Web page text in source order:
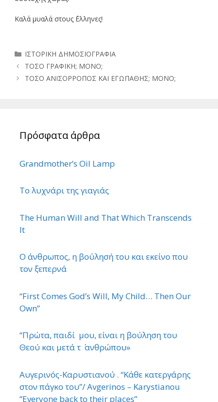
Καλά μυαλά στους ΄Ελληνες!
Κατηγορίες
ΙΣΤΟΡΙΚΗ ΔΗΜΟΣΙΟΓΡΑΦΙΑ
ΤΟΣΟ ΓΡΑΦΙΚΗ; ΜΟΝΟ;
ΤΟΣΟ ΑΝΙΣΟΡΡΟΠΟΣ ΚΑΙ ΕΓΩΠΑΘΗΣ; ΜΟΝΟ;
Πρόσφατα άρθρα
Grandmother’s Oil Lamp
Το λυχνάρι της γιαγιάς
The Human Will and That Which Transcends
It
Ο άνθρωπος, η βούλησή του και εκείνο που
τον ξεπερνά
“First Comes God’s Will, My Child… Then Our
Own”
“Πρώτα, παιδί μου, είναι η βούληση του
Θεού και μετά τ ΄ ανθρώπου»
Αυγερινός-Καρυστιανού . “Κάθε κατεργάρης
στον πάγκο του”/ Avgerinos – Karystianou
“Εveryone back to their places”